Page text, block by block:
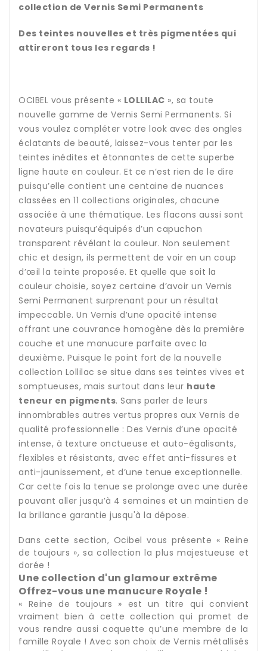
collection de Vernis Semi Permanents
Des teintes nouvelles et très pigmentées qui
attireront tous les regards !
OCIBEL vous présente « LOLLILAC », sa toute
nouvelle gamme de Vernis Semi Permanents. Si
vous voulez compléter votre look avec des ongles
éclatants de beauté, laissez-vous tenter par les
teintes inédites et étonnantes de cette superbe
ligne haute en couleur. Et ce n’est rien de le dire
puisqu’elle contient une centaine de nuances
classées en 11 collections originales, chacune
associée à une thématique. Les flacons aussi sont
novateurs puisqu’équipés d’un capuchon
transparent révélant la couleur. Non seulement
chic et design, ils permettent de voir en un coup
d’œil la teinte proposée. Et quelle que soit la
couleur choisie, soyez certaine d’avoir un Vernis
Semi Permanent surprenant pour un résultat
impeccable. Un Vernis d’une opacité intense
offrant une couvrance homogène dès la première
couche et une manucure parfaite avec la
deuxième. Puisque le point fort de la nouvelle
collection Lollilac se situe dans ses teintes vives et
somptueuses, mais surtout dans leur haute
teneur en pigments. Sans parler de leurs
innombrables autres vertus propres aux Vernis de
qualité professionnelle : Des Vernis d’une opacité
intense, à texture onctueuse et auto-égalisants,
flexibles et résistants, avec effet anti-fissures et
anti-jaunissement, et d’une tenue exceptionnelle.
Car cette fois la tenue se prolonge avec une durée
pouvant aller jusqu’à 4 semaines et un maintien de
la brillance garantie jusqu'à la dépose.
Dans cette section, Ocibel vous présente « Reine
de toujours », sa collection la plus majestueuse et
dorée !
Une collection d'un glamour extrême
Offrez-vous une manucure Royale !
« Reine de toujours » est un titre qui convient
vraiment bien à cette collection qui promet de
vous rendre aussi coquette qu’une membre de la
famille Royale ! Avec son choix de Vernis métallisés